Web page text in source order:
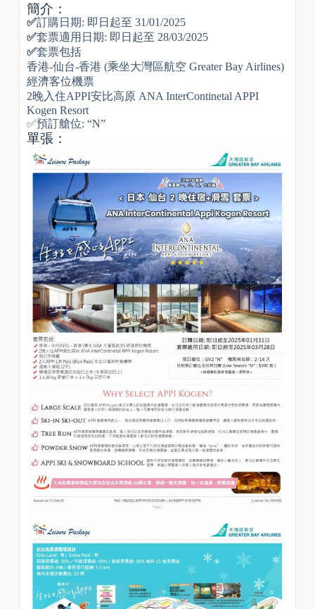
簡介：
✅訂購日期: 即日起至 31/01/2025
✅套票適用日期: 即日起至 28/03/2025
✅套票包括
香港-仙台-香港 (乘坐大灣區航空 Greater Bay Airlines)
經濟客位機票
2晚入住APPI安比高原 ANA InterContinetal APPI
Kogen Resort
✅預訂艙位: “N”
單張：